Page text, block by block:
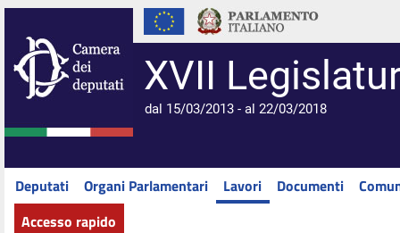
XVII
dal 15/03/2013 - al 22/03/2018
Deputati Organi Parlamentari Lavori Documenti
Accesso rapido